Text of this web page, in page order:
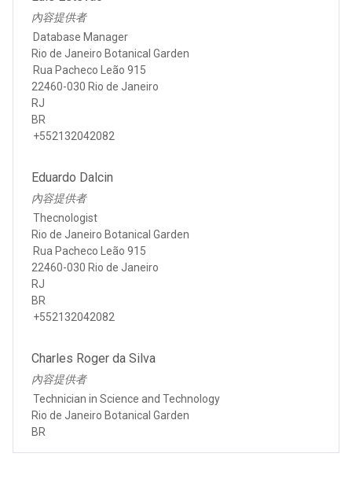
內容提供者
Database Manager
Rio de Janeiro Botanical Garden
Rua Pacheco Leão 915
22460-030 Rio de Janeiro
RJ
BR
+552132042082
Eduardo Dalcin
內容提供者
Thecnologist
Rio de Janeiro Botanical Garden
Rua Pacheco Leão 915
22460-030 Rio de Janeiro
RJ
BR
+552132042082
Charles Roger da Silva
內容提供者
Technician in Science and Technology
Rio de Janeiro Botanical Garden
BR